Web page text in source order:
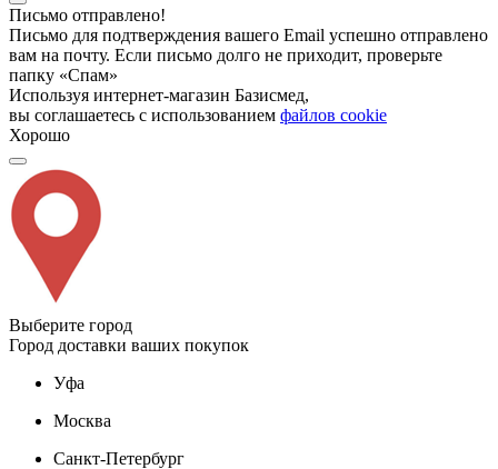
Письмо отправлено!
Письмо для подтверждения вашего Email успешно отправлено
вам на почту. Если письмо долго не приходит, проверьте
папку «Спам»
Используя интернет-магазин Базисмед,
вы соглашаетесь с использованием файлов cookie
Хорошо
Выберите город
Город доставки ваших покупок
Уфа
Москва
Санкт-Петербург